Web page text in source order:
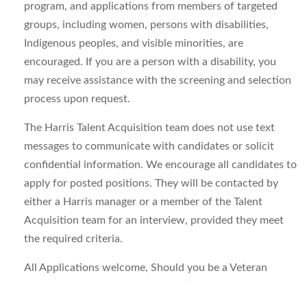
program, and applications from members of targeted
groups, including women, persons with disabilities,
Indigenous peoples, and visible minorities, are
encouraged. If you are a person with a disability, you
may receive assistance with the screening and selection
process upon request.
The Harris Talent Acquisition team does not use text
messages to communicate with candidates or solicit
confidential information. We encourage all candidates to
apply for posted positions. They will be contacted by
either a Harris manager or a member of the Talent
Acquisition team for an interview, provided they meet
the required criteria.
All Applications welcome, Should you be a Veteran